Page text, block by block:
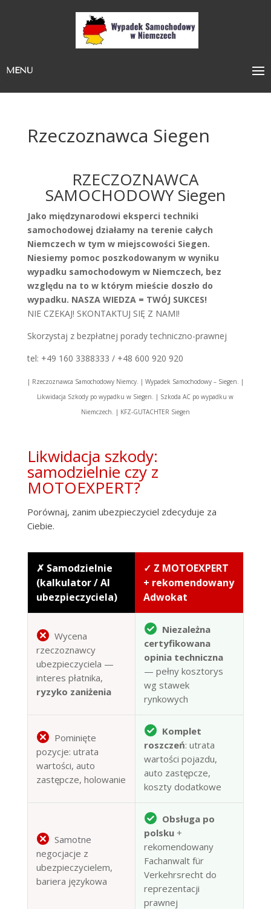
MENU
Rzeczoznawca Siegen
RZECZOZNAWCA
SAMOCHODOWY Siegen
Jako międzynarodowi eksperci techniki
samochodowej działamy na terenie całych
Niemczech w tym w miejscowości Siegen.
Niesiemy pomoc poszkodowanym w wyniku
wypadku samochodowym w Niemczech, bez
względu na to w którym mieście doszło do
wypadku. NASZA WIEDZA = TWÓJ SUKCES!
NIE CZEKAJ! SKONTAKTUJ SIĘ Z NAMI!
Skorzystaj z bezpłatnej porady techniczno-prawnej
tel: +49 160 3388333 / +48 600 920 920
| Rzeczoznawca Samochodowy Niemcy. | Wypadek Samochodowy – Siegen. |
Likwidacja Szkody po wypadku w Siegen. | Szkoda AC po wypadku w
Niemczech. | KFZ-GUTACHTER Siegen
Likwidacja szkody:
samodzielnie czy z
MOTOEXPERT?
Porównaj, zanim ubezpieczyciel zdecyduje za
Ciebie.
✗ Samodzielnie
(kalkulator / AI
ubezpieczyciela)
✓ Z MOTOEXPERT
+ rekomendowany
Adwokat
Wycena
rzeczoznawcy
ubezpieczyciela —
interes płatnika,
ryzyko zaniżenia
Niezależna
certyfikowana
opinia techniczna
— pełny kosztorys
wg stawek
rynkowych
Pominięte
pozycje: utrata
wartości, auto
zastępcze, holowanie
Komplet
roszczeń: utrata
wartości pojazdu,
auto zastępcze,
koszty dodatkowe
Samotne
negocjacje z
ubezpieczycielem,
bariera językowa
Obsługa po
polsku+
rekomendowany
Fachanwalt für
Verkehrsrecht do
reprezentacji
prawnej